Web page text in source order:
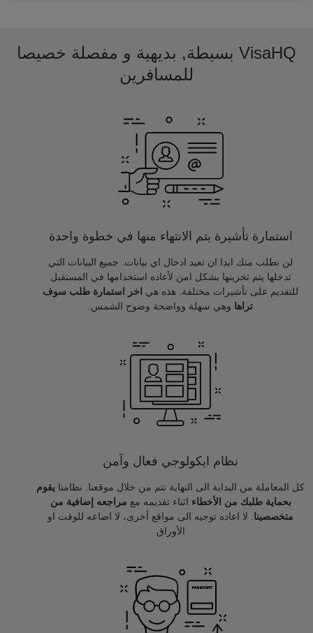
VisaHQ بسيطة, بديهية و مفصلة خصيصا
للمسافرين
استمارة تأشيرة يتم الانتهاء منها في خطوة واحدة
لن نطلب منك ابدا ان تعيد ادخال اي بيانات. جميع البيانات التي
تدخلها يتم تخزينها بشكل امن لأعاده استخدامها في المستقبل
للتقديم على تأشيرات مختلفة. هذه هي
اخر استمارة طلب سوف
تراها وهي سهلة وواضحة وضوح الشمس.
نظام ايكولوجي فعال وآمن
كل المعاملة من البداية الى النهاية تتم من خلال موقعنا. نظامنا يقوم
بحماية طلبك من الأخطاء اثناء تقديمه مع مراجعه إضافية من
متخصصينا . لا اعاده توجيه الى مواقع أخرى، لا اضاعه للوقت او
الأوراق